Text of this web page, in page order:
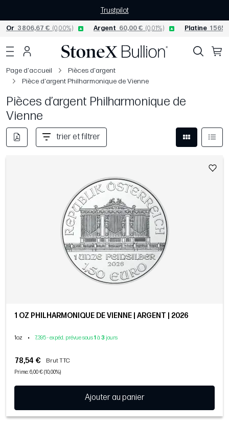
Trustpilot
Or 3 806,67 € (0,00%) Argent 60,00 € (0,01%) Platine 1
Page d'accueil
Pièces d'argent
Pièce d'argent Philharmonique de Vienne
Pièces d’argent Philharmonique de
Vienne
trier et filtrer
1 OZ PHILHARMONIQUE DE VIENNE | ARGENT | 2026
1oz • 7,395 - expéd. prévue sous1 à 3 jours
78,54 € Brut TTC
Prime: 6,00 € (10,00%)
Ajouter au panier